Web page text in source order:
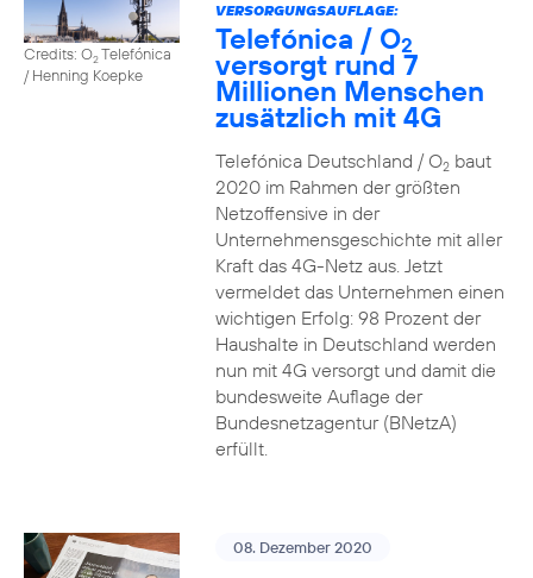
Credits: O2Telefónica
/ Henning Koepke
VERSORGUNGSAUFLAGE:
Telefónica / O2
versorgt rund 7
Millionen Menschen
zusätzlich mit 4G
Telefónica Deutschland / O2baut
2020 im Rahmen der größten
Netzoffensive in der
Unternehmensgeschichte mit aller
Kraft das 4G-Netz aus. Jetzt
vermeldet das Unternehmen einen
wichtigen Erfolg: 98 Prozent der
Haushalte in Deutschland werden
nun mit 4G versorgt und damit die
bundesweite Auflage der
Bundesnetzagentur (BNetzA)
erfüllt.
08. Dezember 2020